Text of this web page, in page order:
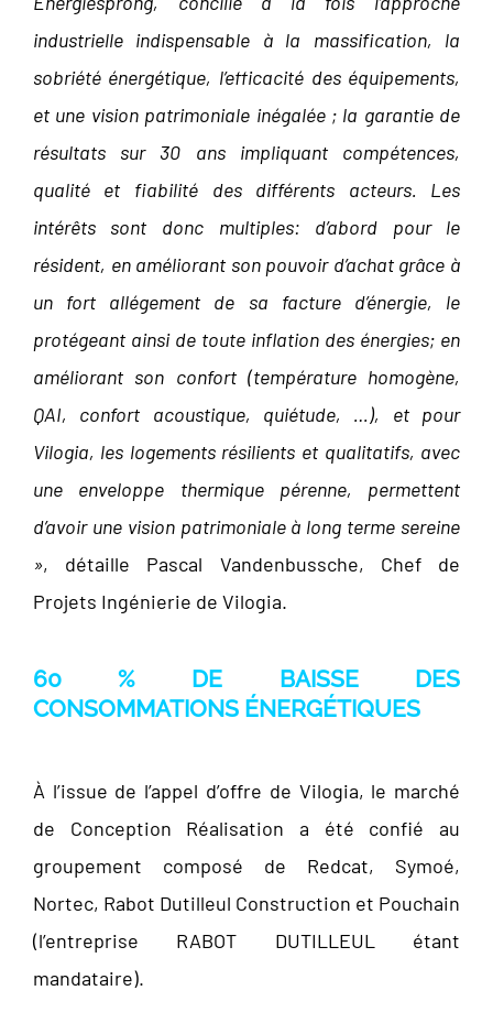
industrielle indispensable à la massification, la
sobriété énergétique, l’efficacité des équipements,
et une vision patrimoniale inégalée ; la garantie de
résultats sur 30 ans impliquant compétences,
qualité et fiabilité des différents acteurs. Les
intérêts sont donc multiples: d’abord pour le
résident, en améliorant son pouvoir d’achat grâce à
un fort allégement de sa facture d’énergie, le
protégeant ainsi de toute inflation des énergies; en
améliorant son confort (température homogène,
QAI, confort acoustique, quiétude, …), et pour
Vilogia, les logements résilients et qualitatifs, avec
une enveloppe thermique pérenne, permettent
d’avoir une vision patrimoniale à long terme sereine
», détaille Pascal Vandenbussche, Chef de
Projets Ingénierie de Vilogia.
60 % DE BAISSE DES
CONSOMMATIONS ÉNERGÉTIQUES
À l’issue de l’appel d’offre de Vilogia, le marché
de Conception Réalisation a été confié au
groupement composé de Redcat, Symoé,
Nortec, Rabot Dutilleul Construction et Pouchain
(l’entreprise RABOT DUTILLEUL étant
mandataire).